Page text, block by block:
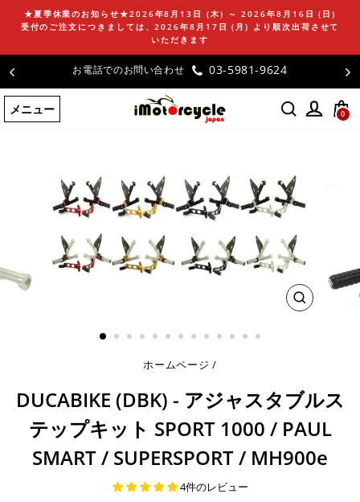
ン
ツ
に
ス
キ
★夏季休業のお知らせ★2026年8月13日 (木) ～ 2026年8月16日 (日)
受付のご注文につきましては、2026年8月17日 (月) より順次出荷させて
いただきます
お電話でのお問い合わせ 03-5981-9624
メニュー 0
閉
ホームページ /
DUCABIKE (DBK) - アジャスタブルス
テップキット SPORT 1000 / PAUL
SMART / SUPERSPORT / MH900e
4件のレビュー